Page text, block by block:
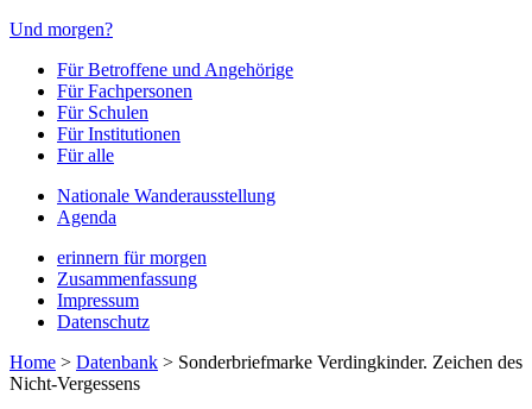
Und morgen?
Für Betroffene und Angehörige
Für Fachpersonen
Für Schulen
Für Institutionen
Für alle
Nationale Wanderausstellung
Agenda
erinnern für morgen
Zusammenfassung
Impressum
Datenschutz
Home > Datenbank > Sonderbriefmarke Verdingkinder. Zeichen des
Nicht-Vergessens